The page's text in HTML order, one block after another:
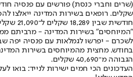
שקלים. רופאים בשירות המדינה ייאלצו
חודשית שבין 18,289 שקלים ל־21,090 שקלים בלבד.
"המיוחסים" בשירות המדינה - מרביתם
בחודש. מחצית מהמיוחסים בשירות
הגבוהה מ־40,690 שקלים.
העדכונים הכי חמים ישירות לנייד: בואו